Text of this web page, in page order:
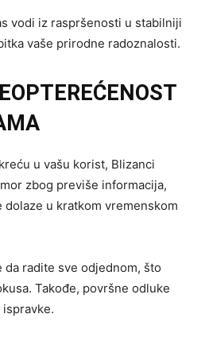
vodi iz raspršenosti u stabilniji
vaše prirodne radoznalosti.
u vašu korist, Blizanci
zbog previše informacija,
dolaze u kratkom vremenskom
radite sve odjednom, što
Takođe, površne odluke